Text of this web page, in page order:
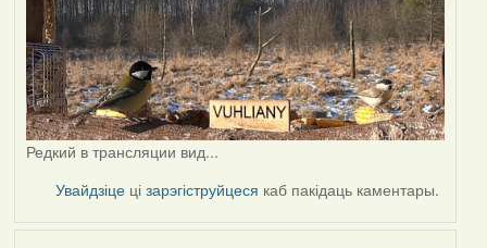
Редкий в трансляции вид...
Увайдзіце цізарэгіструйцеся каб пакідаць каментары.